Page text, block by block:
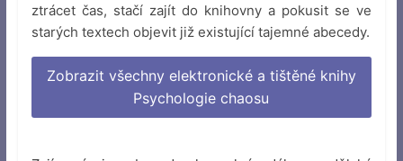
ztrácet čas, stačí zajít do knihovny a pokusit se ve
starých textech objevit již existující tajemné abecedy.
Zobrazit všechny elektronické a tištěné knihy
Psychologie chaosu